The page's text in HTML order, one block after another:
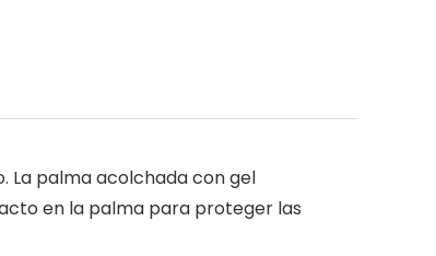
La palma acolchada con gel
en la palma para proteger las